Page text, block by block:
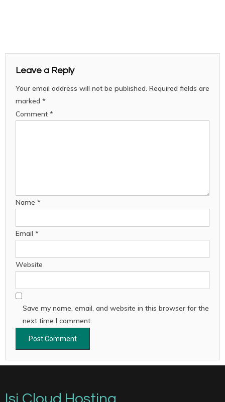
Leave a Reply
Your email address will not be published. Required fields are
marked *
Comment *
Name *
Email *
Website
Save my name, email, and website in this browser for the
next time I comment.
Isi Cloud Hosting